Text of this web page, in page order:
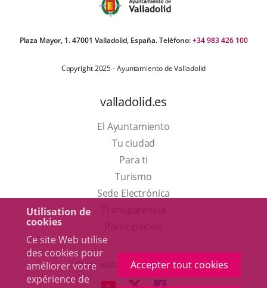
Utilisation de
cookies
Ce site Web utilise
des cookies pour
améliorer votre
expérience de
Accepter tout cookies
Plaza Mayor, 1. 47001 Valladolid, España. Teléfono:+34 983 426 100
Copyright 2025 - Ayuntamiento de Valladolid
valladolid.es
El Ayuntamiento
Tu ciudad
Para ti
TurismoEste
enlace
una
ventana
Sede Electrónica
externa.
Otras webs del ayuntamiento
ENLACEENLACEENLACE